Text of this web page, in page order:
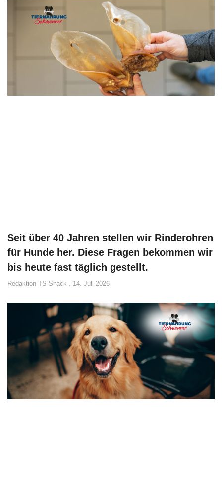
Seit über 40 Jahren stellen wir Rinderohren
für Hunde her. Diese Fragen bekommen wir
bis heute fast täglich gestellt.
Redaktion TS-Snack 14. Juli 2026